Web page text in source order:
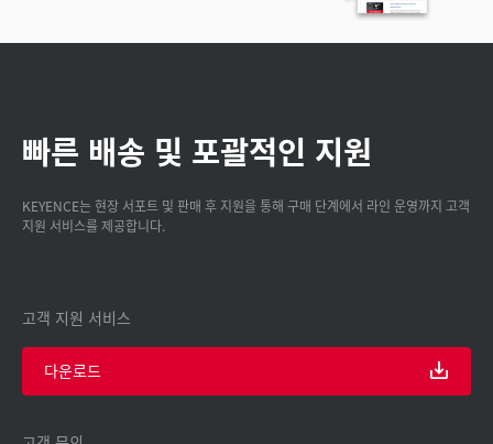
빠른 배송 및 포괄적인 지원
KEYENCE는 현장 서포트 및 판매 후 지원을 통해 구매 단계에서 라인 운영까지 고객
지원 서비스를 제공합니다.
고객 지원 서비스
다운로드